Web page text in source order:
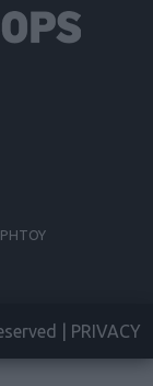
| PRIVACY